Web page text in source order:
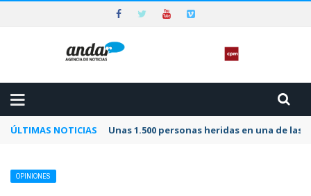
ÚLTIMAS NOTICIAS Unas 1.500 personas heridas en una de
OPINIONES